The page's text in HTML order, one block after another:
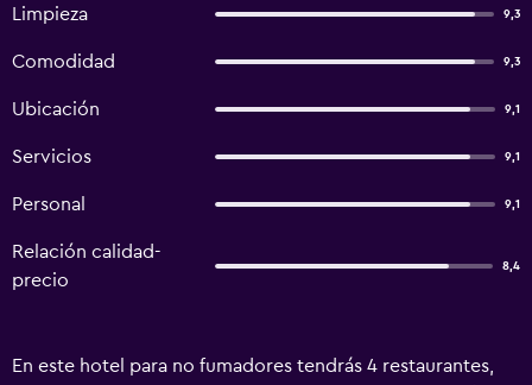
Limpieza 9,3
Comodidad 9,3
Ubicación 9,1
Servicios 9,1
Personal 9,1
Relación calidad-
precio
8,4
En este hotel para no fumadores tendrás 4 restaurantes,